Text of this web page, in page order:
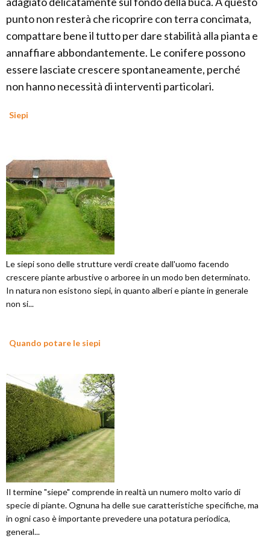
punto non resterà che ricoprire con terra concimata,
compattare bene il tutto per dare stabilità alla pianta e
annaffiare abbondantemente. Le conifere possono
essere lasciate crescere spontaneamente, perché
non hanno necessità di interventi particolari.
Siepi
Le siepi sono delle strutture verdi create dall'uomo facendo
crescere piante arbustive o arboree in un modo ben determinato.
In natura non esistono siepi, in quanto alberi e piante in generale
non si...
Quando potare le siepi
Il termine "siepe" comprende in realtà un numero molto vario di
specie di piante. Ognuna ha delle sue caratteristiche specifiche, ma
in ogni caso è importante prevedere una potatura periodica,
general...